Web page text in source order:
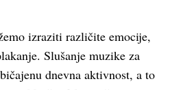
izraziti različite emocije,
Slušanje muzike za
dnevna aktivnost, a to